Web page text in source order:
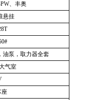
、丰奥
悬挂
油泵，取力器全套
气室
座